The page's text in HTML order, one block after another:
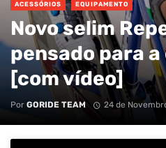
ACESSÓRIOS EQUIPAMENTO
Novo selim
pensado para
[com vídeo]
Por GORIDE TEAM 24 de